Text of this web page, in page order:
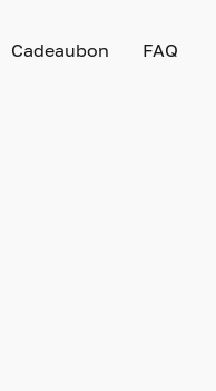
Cadeaubon FAQ